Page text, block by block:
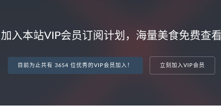
加入本站VIP会员订阅计划，海量美食免费查看
目前为止共有 3654 位优秀的VIP会员加入！ 立刻加入VIP会员